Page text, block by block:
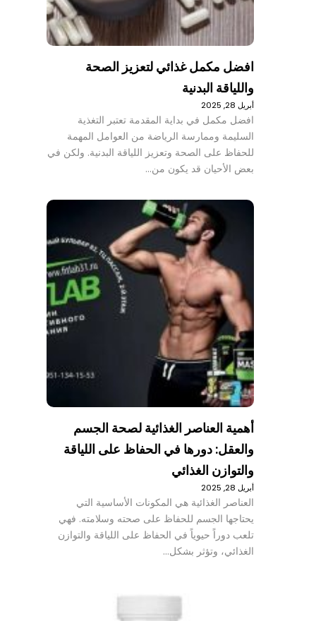
افضل مكمل غذائي لتعزيز الصحة
واللياقة البدنية
أبريل 28, 2025
افضل مكمل في بداية المقدمة تعتبر التغذية
السليمة وممارسة الرياضة من العوامل المهمة
للحفاظ على الصحة وتعزيز اللياقة البدنية. ولكن في
بعض الأحيان قد يكون من…
أهمية العناصر الغذائية لصحة الجسم
والعقل: دورها في الحفاظ على اللياقة
والتوازن الغذائي
أبريل 28, 2025
العناصر الغذائية هي المكونات الأساسية التي
يحتاجها الجسم للحفاظ على صحته وسلامته. فهي
تلعب دوراً حيوياً في الحفاظ على اللياقة والتوازن
الغذائي، وتؤثر بشكل…